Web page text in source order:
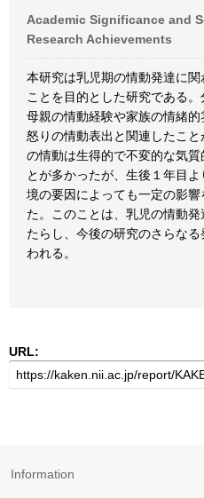
Academic Significance and
Research Achievements
本研究は乳児期の情動発達に
ことを目的とした研究である
母親の情動経験や家族の情緒
怒りの情動表出と関連したこ
の情動は生得的で不変的な気
とが多かったが、生後１年目
境の要因によっても一定の影
た。このことは、乳児の情動
たらし、今後の研究のさらな
われる。
URL:
Information